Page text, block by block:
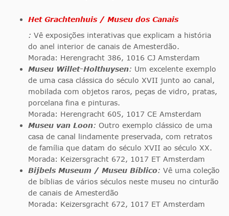
Het Grachtenhuis / Museu dos Canais
: Vê exposições interativas que explicam a história
do anel interior de canais de Amesterdão.
Morada: Herengracht 386, 1016 CJ Amsterdam
Museu Willet-Holthuysen: Um excelente exemplo
de uma casa clássica do século XVII junto ao canal,
mobilada com objetos raros, peças de vidro, pratas,
porcelana fina e pinturas.
Morada: Herengracht 605, 1017 CE Amsterdam
Museu van Loon: Outro exemplo clássico de uma
casa de canal lindamente preservada, com retratos
de família que datam do século XVII ao século XX.
Morada: Keizersgracht 672, 1017 ET Amsterdam
Bijbels Museum / Museu Bíblico: Vê uma coleção
de bíblias de vários séculos neste museu no cinturão
de canais de Amesterdão
Morada: Keizersgracht 672, 1017 ET Amsterdam